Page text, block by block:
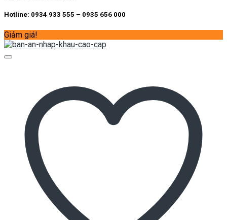
Hotline: 0934 933 555 – 0935 656 000
Giảm giá!